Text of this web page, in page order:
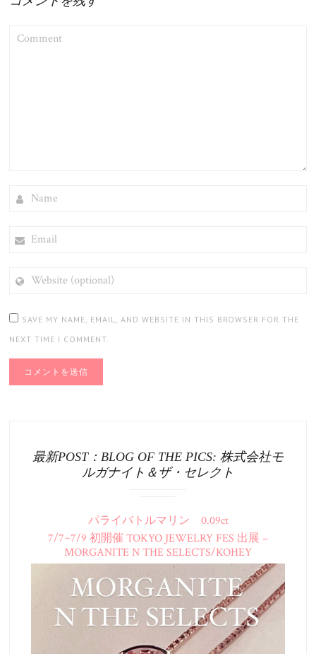
(OPTIONAL)
SAVE MY NAME, EMAIL, AND WEBSITE IN THIS BROWSER FOR THE
NEXT TIME I COMMENT.
最新POST：BLOG OF THE PICS: 株式会社モ
ルガナイト＆ザ・セレクト
パライバトルマリン 0.09ct
7/7~7/9 初開催 TOKYO JEWELRY FES 出展 –
MORGANITE N THE SELECTS/KOHEY